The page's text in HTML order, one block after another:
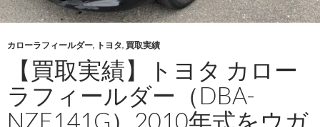
輸
出
し
ト
ヨ
タ
カローラフィールダー, トヨタ, 買取実績
【買取実績】トヨタ カロー
ラフィールダー（DBA-
NZE141G）2010年式をウガ